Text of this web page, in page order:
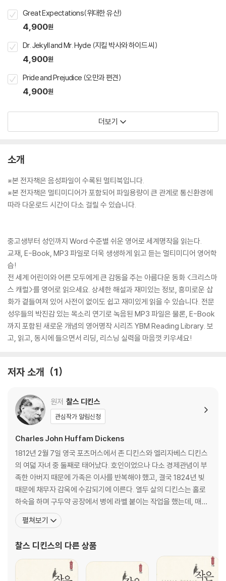
Great Expectations(위대한 유산)
4,900원
Dr. Jekyll and Mr. Hyde (지킬 박사와 하이드 씨)
4,900원
Pride and Prejudice (오만과 편견)
4,900원
더보기
소개
※본 전자책은 음성파일이 수록된 멀티북입니다.
※본 전자책은 멀티미디어가 포함되어 파일용량이 큰 관계로 통신환경에
따라 다운로드 시간이 다소 걸릴 수 있습니다.
중고생부터 성인까지 Word 수준별 쉬운 영어로 세계명작을 읽는다.
교재, E-Book, MP3 파일로 더욱 생생하게 읽고 듣는 멀티미디어 영어학
습!
전 세계 어린이와 어른 모두에게 큰 감동을 주는 아름다운 동화 <크리스마
스 캐럴>를 영어로 읽으세요. 상세한 해설과 재미있는 정보, 흥미로운 삽
화가 곁들여져 있어 사전이 없이도 쉽고 재미있게 읽을 수 있습니다. 전문
성우들의 박진감 있는 목소리 연기로 녹음된 MP3 파일은 물론, E-Book
까지 포함된 새로운 개념의 영어명작 시리즈 YBM Reading Library. 보
고, 읽고, 동시에 들으면서 리딩, 리스닝 실력을 마음껏 키우세요!
저자 소개 1
원저 찰스 디킨스
관심작가 알림신청
Charles John Huffam Dickens
1812년 2월 7일 영국 포츠머스에서 존 디킨스와 엘리자베스 디킨스
의 여덟 자녀 중 둘째로 태어났다. 호인이었으나 다소 경제관념이 부
족한 아버지 때문에 가족은 이사를 반복해야 했고, 결국 1824년 빚
때문에 채무자 감옥에 수감되기에 이른다. 열두 살의 디킨스는 홀로
하숙을 하며 구두약 공장에서 병에 라벨 붙이는 작업을 했는데, 매일
10시간씩 일하며 주당 6실링을 받았던 이때의 혹독한 경험은 후일
여러 작품의 토대가 되었다. 집안 형편으로 결국 학교를 그만두고 속
33년 『먼슬리 매거진』에 첫 단편 「
펼쳐보기
찰스 디킨스의 다른 상품